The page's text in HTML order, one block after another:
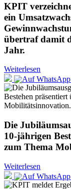
KPIT
ein
übertraf damit
Jahr.
Weiterlesen
Die
10-jährigen
zum Thema
Weiterlesen